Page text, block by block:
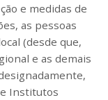
e medidas de
as pessoas
(desde que,
e as demais
Institutos